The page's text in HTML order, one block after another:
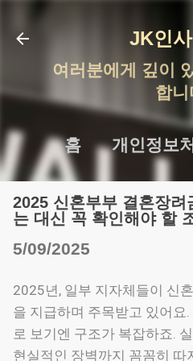
JK인
여러분에게 깊이
합니
홈 개인정보
2025 신혼부부 결혼장려
는 대신 꼭 확인해야 할
5/09/2025
2025년, 일부 지자체들이 신
을 지급하며 주목받고 있어요
로 보기엔 구조가 복잡하죠.
현실적인 장벽까지 꼼꼼히 따